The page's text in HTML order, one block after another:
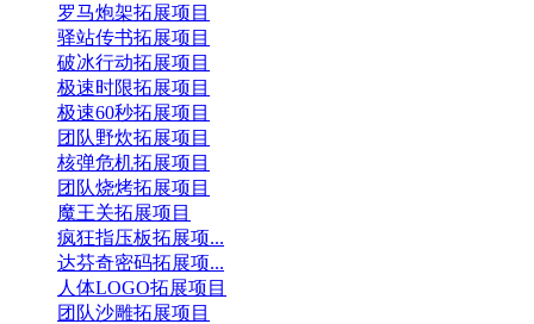
罗马炮架拓展项目
驿站传书拓展项目
破冰行动拓展项目
极速时限拓展项目
极速60秒拓展项目
团队野炊拓展项目
核弹危机拓展项目
团队烧烤拓展项目
魔王关拓展项目
疯狂指压板拓展项...
达芬奇密码拓展项...
人体LOGO拓展项目
团队沙雕拓展项目